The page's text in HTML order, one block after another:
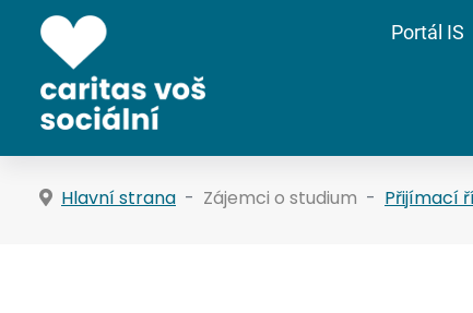
Portál IS
Hlavní strana Zájemci o studium Přijímací